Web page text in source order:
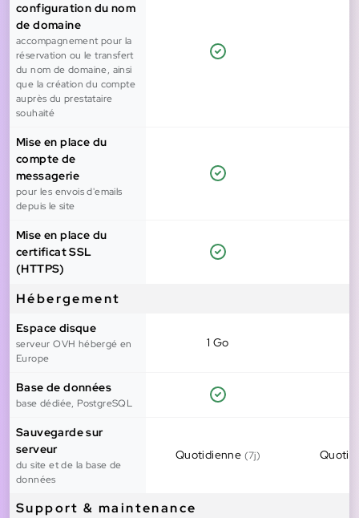
configuration du nom
de domaine
accompagnement pour la
réservation ou le transfert
du nom de domaine, ainsi
que la création du compte
auprès du prestataire
souhaité
Mise en place du
compte de
messagerie
pour les envois d'emails
depuis le site
Mise en place du
certificat SSL
(HTTPS)
Hébergement
Espace disque
serveur OVH hébergé en
Europe
1 Go
Base de données
base dédiée, PostgreSQL
Sauvegarde sur
serveur
du site et de la base de
données
Quotidienne (7j)
Support & maintenance